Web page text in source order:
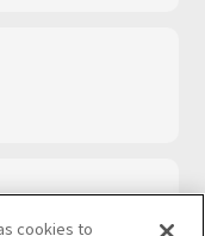
cookies to